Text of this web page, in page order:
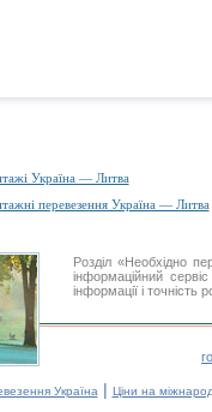
Україна — Литва
перевезення Україна — Литва
Розділ «Необхідно
інформаційний
інформації і
Україна | Ціни на